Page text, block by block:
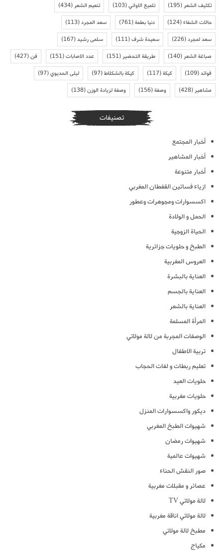
تكثيف الشعر(195) تلميع الاواني(103) تنعيم الشعر(434)
حالات الشفاء(124) دنيا بطمة(761) سعد المجرد(113)
سعد لمجرد(226) سعيدة شرف(111) سلمى رشيد(167)
صباغة الشعر(140) طريقة التحضير(151) عدد الاصابات(151) فن(427)
فوائد(109) كيكة(117) كيكة بالشكلاط(97) ليلى الحديوي(97)
مشاهير(428) وصفة(156) وصفة لزيادة الوزن(138)
تصنيفات
أخبار المجتمع
أخبار المشاهير
أخبار متنوعة
ازياء فساتين القفطان المغربي
اكسسوارات ومجوهرات وعطور
الحمل و الولادة
الحياة الزوجية
الطبخ و حلويات جزائرية
العروس المغربية
العناية بالبشرة
العناية بالجسم
العناية بالشعر
المرأة المسلمة
الوصفات المجربة من لالة مولاتي
تربية الاطفال
تعليم ربطات و لفات الحجاب
حلويات العيد
حلويات مغربية
ديكور واكسسوارات المنزل
شهيوات الطبخ المغربي
شهيوات رمضان
شهيوات عالمية
صور النقش الحناء
عصائر و مقبلات مغربية
لالة مولاتي TV
لالة مولاتي اناقة مغربية
مطبخ لالة مولاتي
مكياج